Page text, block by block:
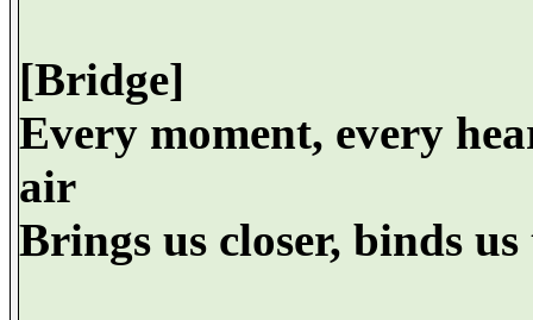
[Bridge]
Every moment, every
air
Brings us closer, binds